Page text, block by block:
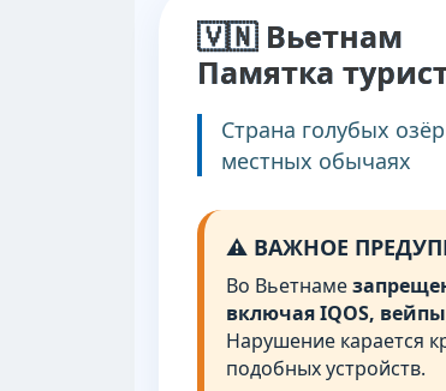
🇻🇳 Вьетнам
Памятка
Страна голубых
местных обычаях
⚠️ ВАЖНОЕ
Во Вьетнаме
включая IQOS,
Нарушение карается
подобных устройств.